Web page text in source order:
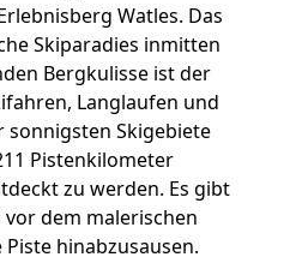
Watles. Das
Skiparadies inmitten
Bergkulisse ist der
Langlaufen und
sonnigsten Skigebiete
Pistenkilometer
zu werden. Es gibt
dem malerischen
hinabzusausen.